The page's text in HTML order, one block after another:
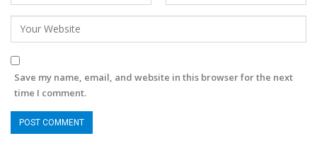
Save my name, email, and website in this browser for the next
time I comment.